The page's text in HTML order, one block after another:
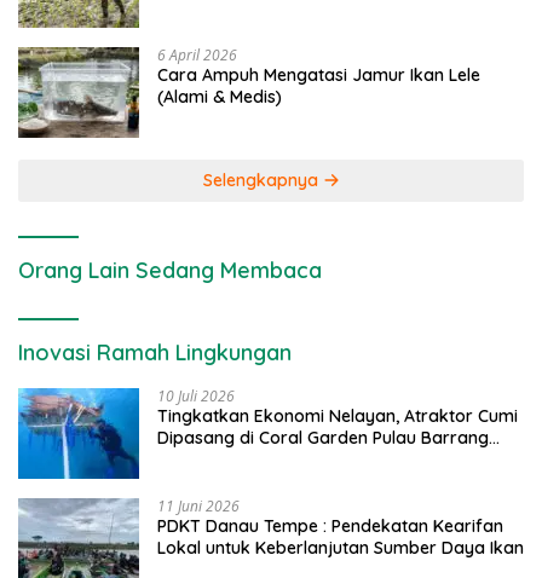
6 April 2026
Cara Ampuh Mengatasi Jamur Ikan Lele
(Alami & Medis)
Selengkapnya
Orang Lain Sedang Membaca
Inovasi Ramah Lingkungan
10 Juli 2026
Tingkatkan Ekonomi Nelayan, Atraktor Cumi
Dipasang di Coral Garden Pulau Barrang
11 Juni 2026
PDKT Danau Tempe : Pendekatan Kearifan
Lokal untuk Keberlanjutan Sumber Daya Ikan